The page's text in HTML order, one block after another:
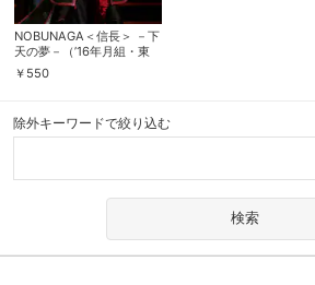
NOBUNAGA＜信長＞ －下
天の夢－（’16年月組・東
京・千秋楽）
￥ 550
除外キーワードで絞り込む